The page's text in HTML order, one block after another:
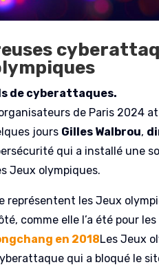
de cyberattaques.
de Paris 2024
jours Gilles Walbrou,
qui a installé une
Jeux olympiques.
représentent les Jeux
comme elle l’a été pour
en 2018Les Jeux
qui a bloqué le